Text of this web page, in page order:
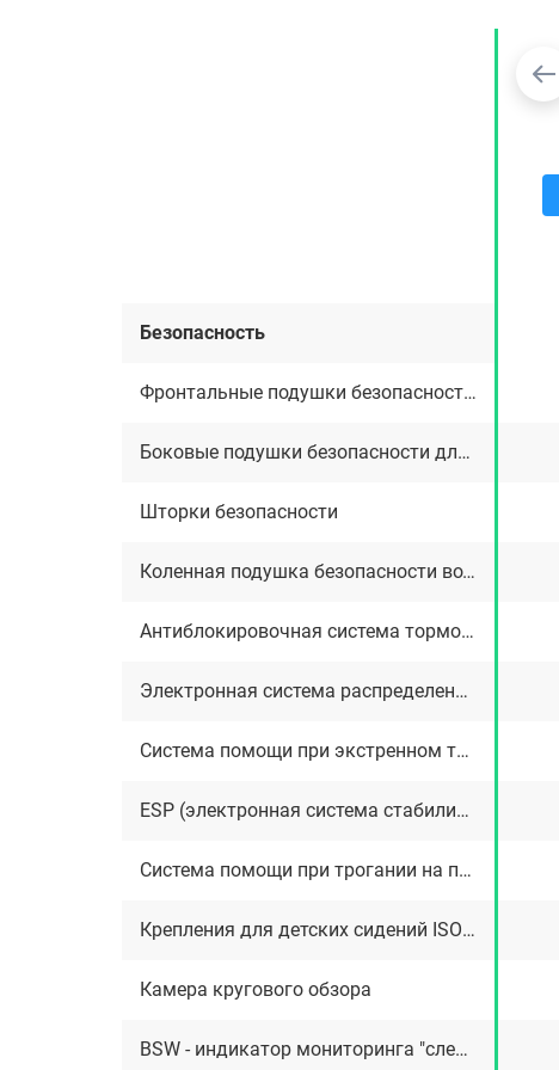
Безопасность
Фронтальные подушки безопасности для водителя и переднего пассажира
Боковые подушки безопасности для водителя и переднего пассажира
Шторки безопасности
Коленная подушка безопасности водителя
Антиблокировочная система тормозов (ABS)
Электронная система распределения тормозных сил (EBD)
Система помощи при экстренном торможении Nissan Brake Assist
ESP (электронная система стабилизации курсовой устойчивости)
Система помощи при трогании на подъеме (HSA)
Крепления для детских сидений ISOFIX
Камера кругового обзора
BSW - индикатор мониторинга "слепых" зон в боковых зеркалах